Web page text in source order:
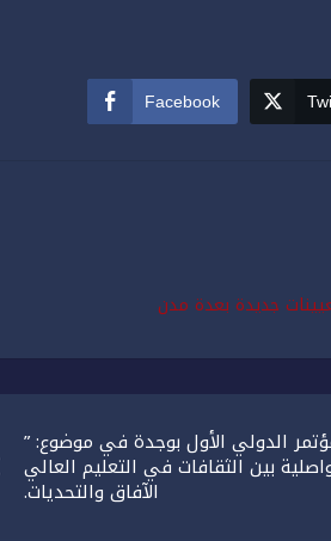
Facebook
جديدة بعدة مدن
الدولي الأول بوجدة في موضوع: ”
بين الثقافات في التعليم العالي
الآفاق والتحديات.